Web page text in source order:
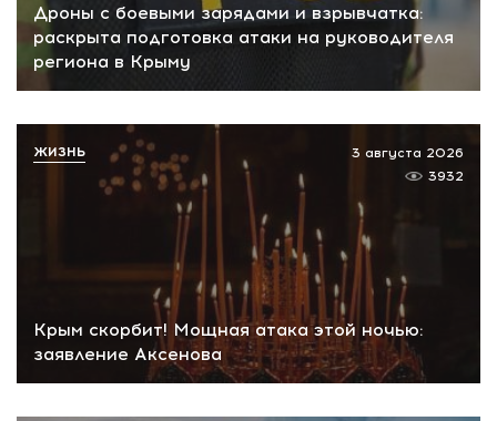
Дроны с боевыми зарядами и взрывчатка:
раскрыта подготовка атаки на руководителя
региона в Крыму
Крым скорбит! Мощная атака этой ночью:
заявление Аксенова
3 августа 2026
3932
ЖИЗНЬ